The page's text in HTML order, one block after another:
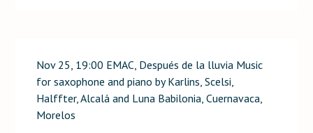
Nov 25, 19:00 EMAC, Después de la lluvia Music
for saxophone and piano by Karlins, Scelsi,
Halffter, Alcalá and Luna Babilonia, Cuernavaca,
Morelos